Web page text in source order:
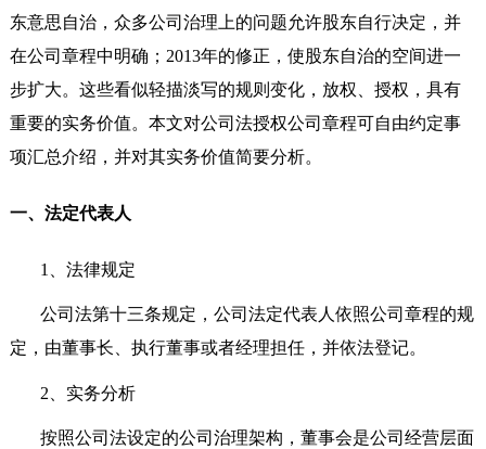
东意思自治，众多公司治理上的问题允许股东自行决定，并
在公司章程中明确； 2013年的修正，使股东自治的空间进一
步扩大。这些看似轻描淡写的规则变化，放权、授权，具有
重要的实务价值。本文对公司法授权公司章程可自由约定事
项汇总介绍，并对其实务价值简要分析。
一、法定代表人
1 、法律规定
公司法第十三条规定，公司法定代表人依照公司章程的规
定，由董事长、执行董事或者经理担任，并依法登记。
2 、实务分析
按照公司法设定的公司治理架构，董事会是公司经营层面